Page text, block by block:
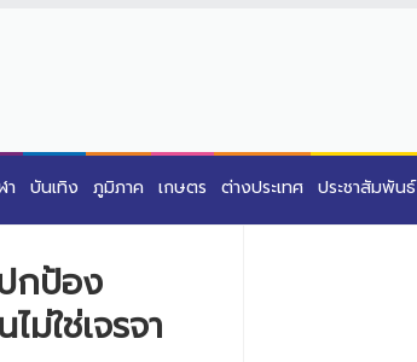
า บันเทิง ภูมิภาค เกษตร ต่างประเทศ ประชาสัมพันธ์
กป้อง
ใช่เจรจา